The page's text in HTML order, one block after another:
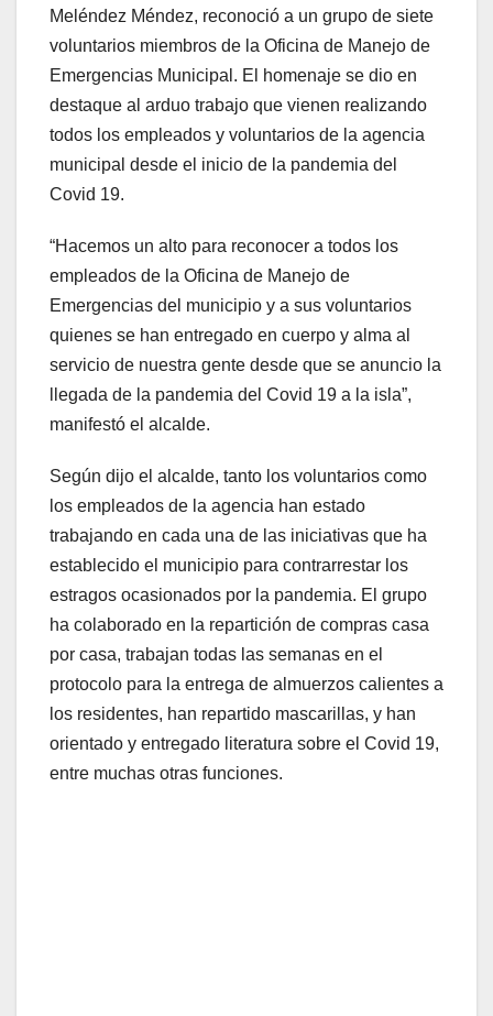
Meléndez Méndez, reconoció a un grupo de siete
voluntarios miembros de la Oficina de Manejo de
Emergencias Municipal. El homenaje se dio en
destaque al arduo trabajo que vienen realizando
todos los empleados y voluntarios de la agencia
municipal desde el inicio de la pandemia del
Covid 19.
“Hacemos un alto para reconocer a todos los
empleados de la Oficina de Manejo de
Emergencias del municipio y a sus voluntarios
quienes se han entregado en cuerpo y alma al
servicio de nuestra gente desde que se anuncio la
llegada de la pandemia del Covid 19 a la isla”,
manifestó el alcalde.
Según dijo el alcalde, tanto los voluntarios como
los empleados de la agencia han estado
trabajando en cada una de las iniciativas que ha
establecido el municipio para contrarrestar los
estragos ocasionados por la pandemia. El grupo
ha colaborado en la repartición de compras casa
por casa, trabajan todas las semanas en el
protocolo para la entrega de almuerzos calientes a
los residentes, han repartido mascarillas, y han
orientado y entregado literatura sobre el Covid 19,
entre muchas otras funciones.